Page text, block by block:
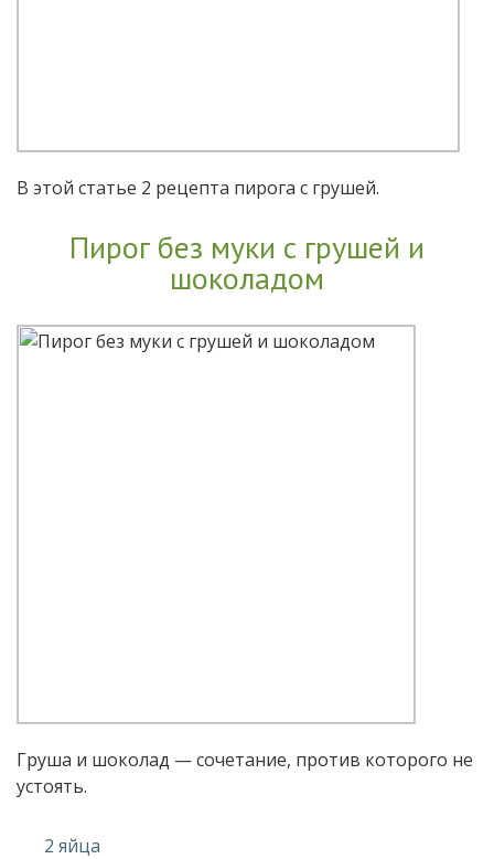
В этой статье 2 рецепта пирога с грушей.
Пирог без муки с грушей и
шоколадом
Груша и шоколад — сочетание, против которого не
устоять.
2 яйца